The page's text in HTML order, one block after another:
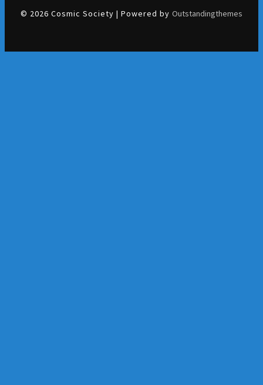
© 2026 Cosmic Society | Powered by Outstandingthemes